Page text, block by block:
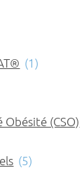
(1)
Obésité (CSO)
(5)